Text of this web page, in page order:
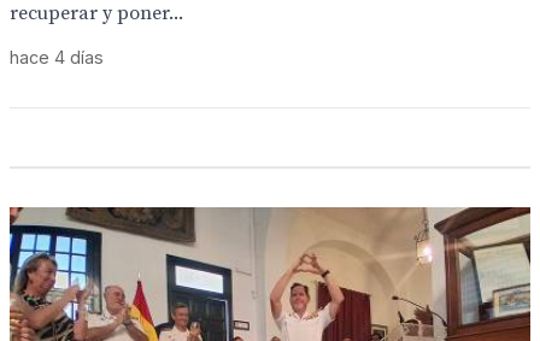
recuperar y poner...
hace 4 días